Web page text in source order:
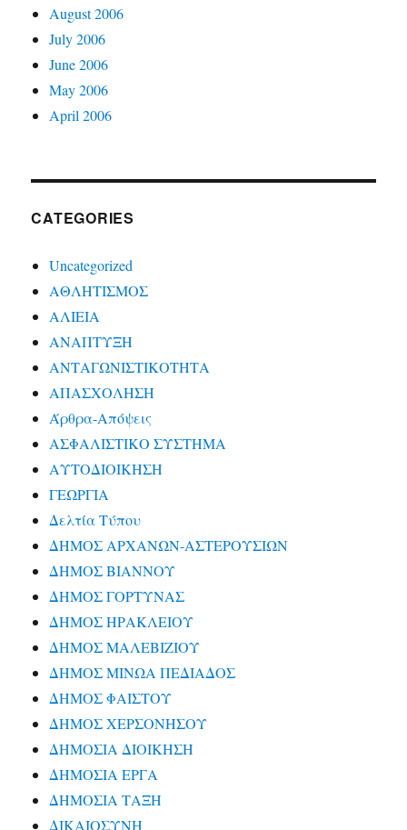
August 2006
July 2006
June 2006
May 2006
April 2006
CATEGORIES
Uncategorized
ΑΘΛΗΤΙΣΜΟΣ
ΑΛΙΕΙΑ
ΑΝΑΠΤΥΞΗ
ΑΝΤΑΓΩΝΙΣΤΙΚΟΤΗΤΑ
ΑΠΑΣΧΟΛΗΣΗ
Άρθρα-Απόψεις
ΑΣΦΑΛΙΣΤΙΚΟ ΣΥΣΤΗΜΑ
ΑΥΤΟΔΙΟΙΚΗΣΗ
ΓΕΩΡΓΙΑ
Δελτία Τύπου
ΔΗΜΟΣ ΑΡΧΑΝΩΝ-ΑΣΤΕΡΟΥΣΙΩΝ
ΔΗΜΟΣ ΒΙΑΝΝΟΥ
ΔΗΜΟΣ ΓΟΡΤΥΝΑΣ
ΔΗΜΟΣ ΗΡΑΚΛΕΙΟΥ
ΔΗΜΟΣ ΜΑΛΕΒΙΖΙΟΥ
ΔΗΜΟΣ ΜΙΝΩΑ ΠΕΔΙΑΔΟΣ
ΔΗΜΟΣ ΦΑΙΣΤΟΥ
ΔΗΜΟΣ ΧΕΡΣΟΝΗΣΟΥ
ΔΗΜΟΣΙΑ ΔΙΟΙΚΗΣΗ
ΔΗΜΟΣΙΑ ΕΡΓΑ
ΔΗΜΟΣΙΑ ΤΑΞΗ
ΔΙΚΑΙΟΣΥΝΗ